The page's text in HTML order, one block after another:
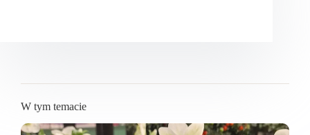
W tym temacie